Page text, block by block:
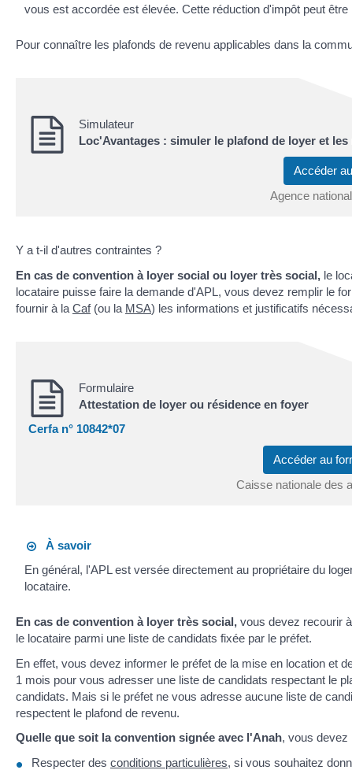
vous est accordée est élevée. Cette réduction d'impôt peut
Pour connaître les plafonds de revenu applicables dans la
Simulateur
Loc'Avantages : simuler le plafond de loyer et
Accéder
Agence
Y a t-il d'autres contraintes ?
En cas de convention à loyer social ou loyer très social, le
locataire puisse faire la demande d'APL, vous devez remplir le
fournir à la Caf(ou la MSA) les informations et justificatifs
Formulaire
Attestation de loyer ou résidence en foyer
Cerfa n° 10842*07
Accéder au
Caisse nationale des
À savoir
En général, l'APL est versée directement au propriétaire du
locataire.
En cas de convention à loyer très social, vous devez recourir à
le locataire parmi une liste de candidats fixée par le préfet.
En effet, vous devez informer le préfet de la mise en location et
1 mois pour vous adresser une liste de candidats respectant le
candidats. Mais si le préfet ne vous adresse aucune liste de
respectent le plafond de revenu.
Quelle que soit la convention signée avec l'Anah, vous
Respecter des conditions particulières, si vous souhaitez